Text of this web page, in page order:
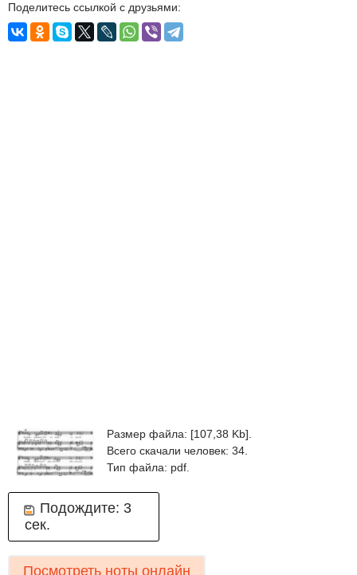
Поделитесь ссылкой с друзьями:
Размер файла: [107,38 Kb].
Всего скачали человек: 34.
Тип файла: pdf.
Подождите: 3
сек.
Посмотреть ноты онлайн